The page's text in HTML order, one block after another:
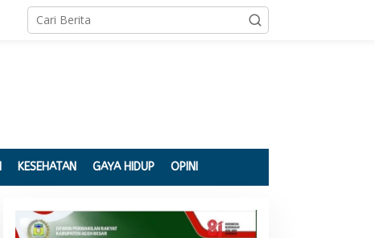
KESEHATAN GAYA HIDUP OPINI